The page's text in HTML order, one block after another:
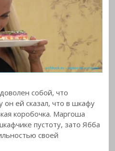
собой, что
он ей сказал, что в шкафу
коробочка. Маргоша
пустоту, зато Ябба
своей